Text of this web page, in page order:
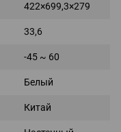
422×699,3×279
33,6
-45 ~ 60
Белый
Китай